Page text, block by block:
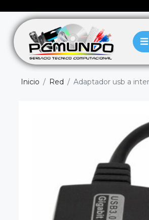
Inicio Red Adaptador usb a